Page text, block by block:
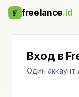
F freelance.id
Вход в
Один аккаунт